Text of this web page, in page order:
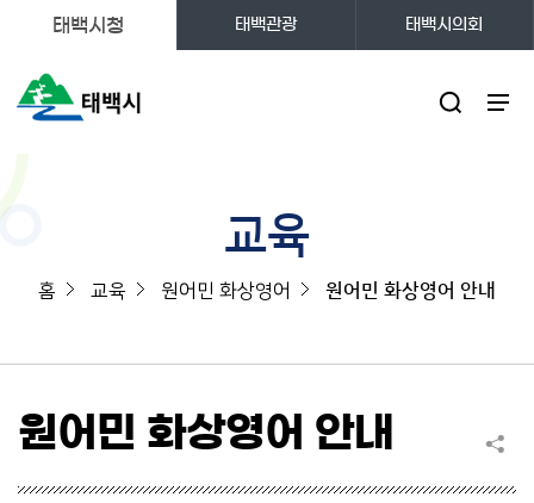
태백시청 태백관광 태백시의회
교육
홈 교육 원어민 화상영어 원어민 화상영어 안내
원어민 화상영어 안내